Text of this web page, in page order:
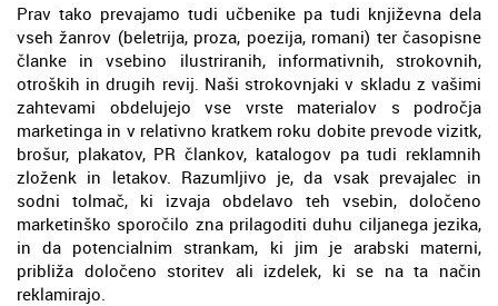
Prav tako prevajamo tudi učbenike pa tudi književna dela
vseh žanrov (beletrija, proza, poezija, romani) ter časopisne
članke in vsebino ilustriranih, informativnih, strokovnih,
otroških in drugih revij. Naši strokovnjaki v skladu z vašimi
zahtevami obdelujejo vse vrste materialov s področja
marketinga in v relativno kratkem roku dobite prevode vizitk,
brošur, plakatov, PR člankov, katalogov pa tudi reklamnih
zloženk in letakov. Razumljivo je, da vsak prevajalec in
sodni tolmač, ki izvaja obdelavo teh vsebin, določeno
marketinško sporočilo zna prilagoditi duhu ciljanega jezika,
in da potencialnim strankam, ki jim je arabski materni,
približa določeno storitev ali izdelek, ki se na ta način
reklamirajo.